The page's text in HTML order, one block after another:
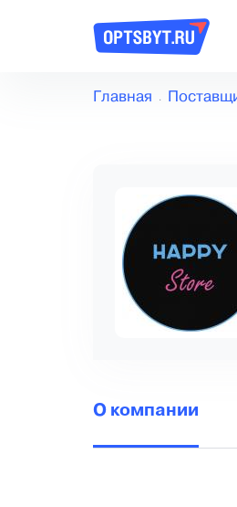
Главная
О компании